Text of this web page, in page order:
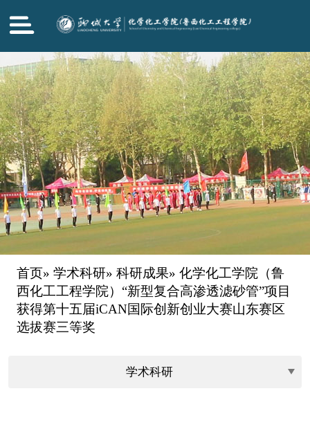
首页» 学术科研» 科研成果» 化学化工学院（鲁
西化工工程学院）“新型复合高渗透滤砂管”项目
获得第十五届iCAN国际创新创业大赛山东赛区
选拔赛三等奖